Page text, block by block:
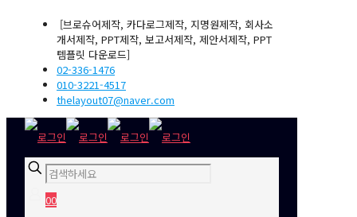
[브로슈어제작, 카다로그제작, 지명원제작, 회사소
개서제작, PPT제작, 보고서제작, 제안서제작, PPT
템플릿 다운로드]
02-336-1476
010-3221-4517
thelayout07@naver.com
00